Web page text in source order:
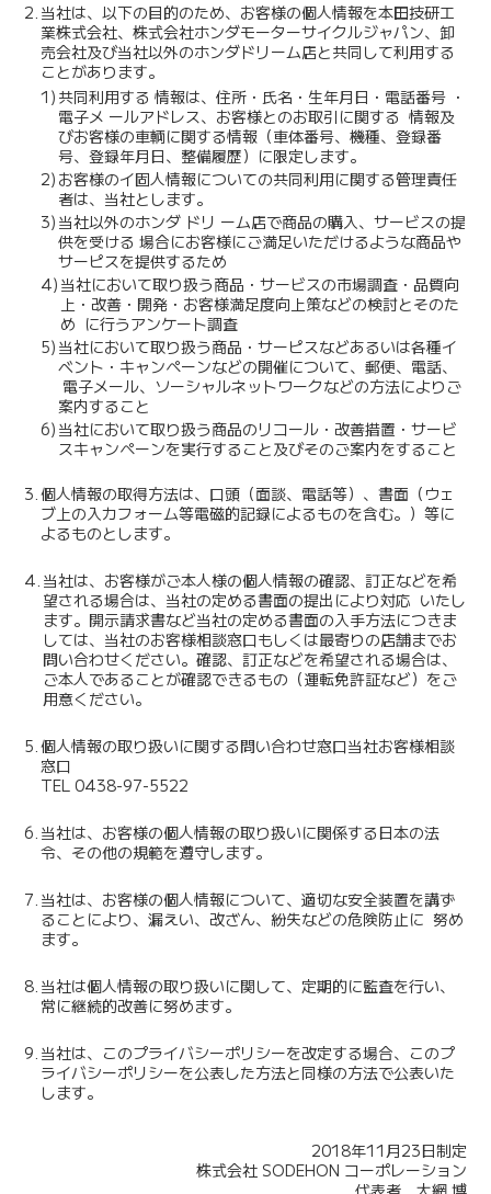
2. 当社は、以下の目的のため、お客様の個人情報を本田技研工
業株式会社、株式会社ホンダモーターサイクルジャパン、卸
売会社及び当社以外のホンダドリーム店と共同して利用する
ことがあります。
1) 共同利用する 情報は、住所・氏名・生年月日・電話番号 ・
電子メ ールアドレス、お客様とのお取引に関する 情報及
びお客様の車輌に関する情報（車体番号、機種、登録番
号、登録年月日、整備履歴）に限定します。
2) お客様のイ固人情報についての共同利用に関する管理責任
者は、当社とします。
3) 当社以外のホンダ ドリ ーム店で商品の購入、サービスの提
供を受ける 場合にお客様にご満足いただけるような商品や
サーピスを提供するため
4) 当社において取り扱う商品・サービスの市場調査・品質向
上・改善・開発・お客様満足度向上策などの検討とそのた
め に行うアンケート調査
5) 当社において取り扱う商品・サーピスなどあるいは各種イ
ベント・キャンペーンなどの開催について、郵便、電話、
電子メール、ソーシャルネットワークなどの方法によりご
案内すること
6) 当社において取り扱う商品のリコール・改善措置・サービ
スキャンペーンを実行すること及びそのご案内をすること
3.個人情報の取得方法は、口頭（面談、電話等）、書面（ウェ
ブ上の入カフォーム等電磁的記録によるものを含む。）等に
よるものとします。
4. 当社は、お客様がご本人様の個人情報の確認、訂正などを希
望される場合は、当社の定める書面の提出により対応 いたし
ます。開示請求書など当社の定める書面の入手方法につきま
しては、当社のお客様相談窓口もしくは最寄りの店舗までお
問い合わせください。確認、訂正などを希望される場合は、
ご本人であることが確認できるもの（運転免許証など）をご
用意ください。
5.個人情報の取り扱いに関する問い合わせ窓口当社お客様相談
窓口
TEL 0438-97-5522
6. 当社は、お客様の個人情報の取り扱いに関係する日本の法
令、その他の規範を遵守します。
7. 当社は、お客様の個人情報について、適切な安全装置を講ず
ることにより、漏えい、改ざん、紛失などの危険防止に 努め
ます。
8. 当社は個人情報の取り扱いに関して、定期的に監査を行い、
常に継続的改善に努めます。
9. 当社は、このプライバシーポリシーを改定する場合、このプ
ライバシーポリシーを公表した方法と同様の方法で公表いた
します。
2018年11月23日制定
株式会社 SODEHON コーポレーション
代表者 大網 博